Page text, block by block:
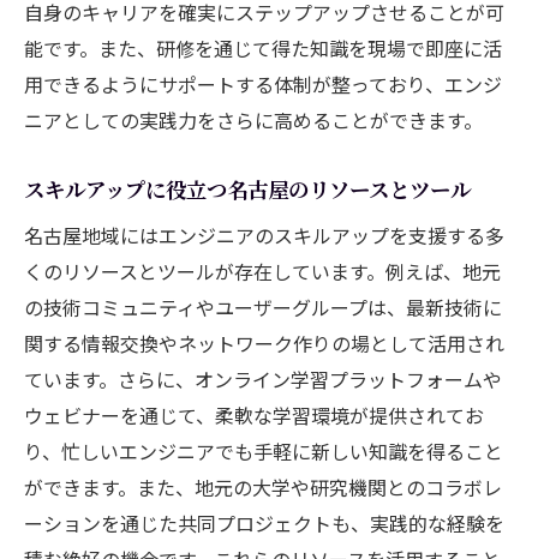
自身のキャリアを確実にステップアップさせることが可
能です。また、研修を通じて得た知識を現場で即座に活
用できるようにサポートする体制が整っており、エンジ
ニアとしての実践力をさらに高めることができます。
スキルアップに役立つ名古屋のリソースとツール
名古屋地域にはエンジニアのスキルアップを支援する多
くのリソースとツールが存在しています。例えば、地元
の技術コミュニティやユーザーグループは、最新技術に
関する情報交換やネットワーク作りの場として活用され
ています。さらに、オンライン学習プラットフォームや
ウェビナーを通じて、柔軟な学習環境が提供されてお
り、忙しいエンジニアでも手軽に新しい知識を得ること
ができます。また、地元の大学や研究機関とのコラボレ
ーションを通じた共同プロジェクトも、実践的な経験を